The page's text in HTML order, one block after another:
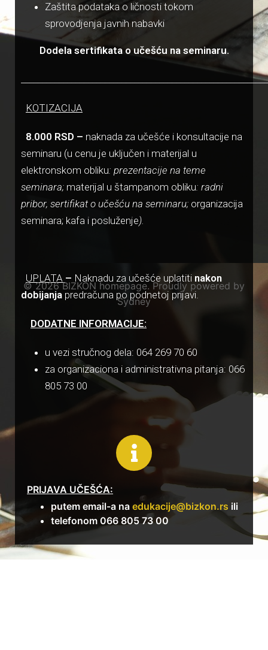
Zaštita podataka o ličnosti tokom
sprovodjenja javnih nabavki
Dodela sertifikata o učešću na seminaru.
KOTIZACIJA
8.000 RSD – naknada za učešće i konsultacije na
seminaru (u cenu je uključen i materijal u
elektronskom obliku: prezentacije na teme
seminara; materijal u štampanom obliku: radni
pribor, sertifikat o učešću na seminaru; organizacija
seminara; kafa i posluženje).
UPLATA – Naknadu za učešće uplatiti nakon
dobijanja predračuna po podnetoj prijavi.
DODATNE INFORMACIJE:
u vezi stručnog dela: 064 269 70 60
za organizaciona i administrativna pitanja: 066
805 73 00
PRIJAVA UČEŠĆA:
putem email-a na edukacije@bizkon.rs ili
telefonom 066 805 73 00
© 2026 BIZKON homepage. Proudly powered by
Sydney